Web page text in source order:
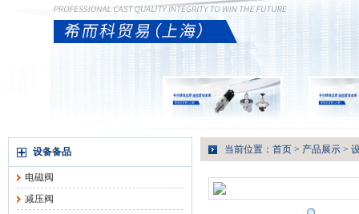
设备备品
电磁阀
减压阀
当前位置： 首页 > 产品展示 >